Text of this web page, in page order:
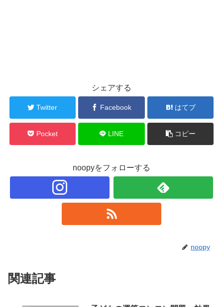
シェアする
Twitter Facebook はてブ
Pocket LINE コピー
noopyをフォローする
noopy
関連記事